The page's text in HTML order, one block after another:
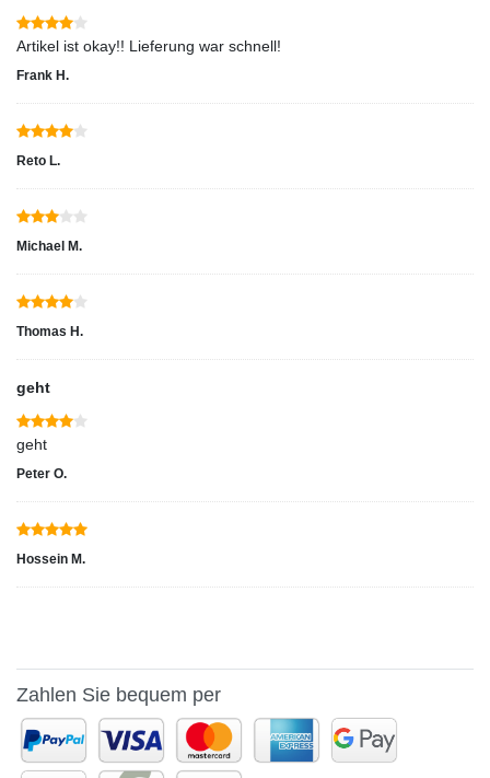
Artikel ist okay!! Lieferung war schnell!
Frank H.
Reto L.
Michael M.
Thomas H.
geht
geht
Peter O.
Hossein M.
Zahlen Sie bequem per